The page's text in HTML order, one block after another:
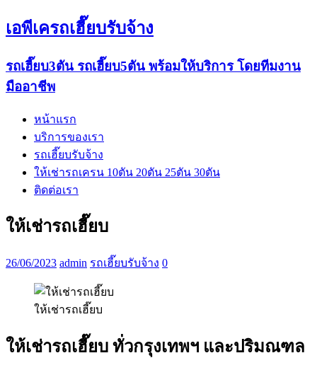
เอพีเครถเฮี๊ยบรับจ้าง
รถเฮี๊ยบ3ตัน รถเฮี๊ยบ5ตัน พร้อมให้บริการ โดยทีมงาน
มืออาชีพ
หน้าแรก
บริการของเรา
รถเฮี๊ยบรับจ้าง
ให้เช่ารถเครน 10ตัน 20ตัน 25ตัน 30ตัน
ติดต่อเรา
ให้เช่ารถเฮี๊ยบ
26/06/2023 admin รถเฮี๊ยบรับจ้าง 0
ให้เช่ารถเฮี๊ยบ
ให้เช่ารถเฮี๊ยบ ทั่วกรุงเทพฯ และปริมณฑล